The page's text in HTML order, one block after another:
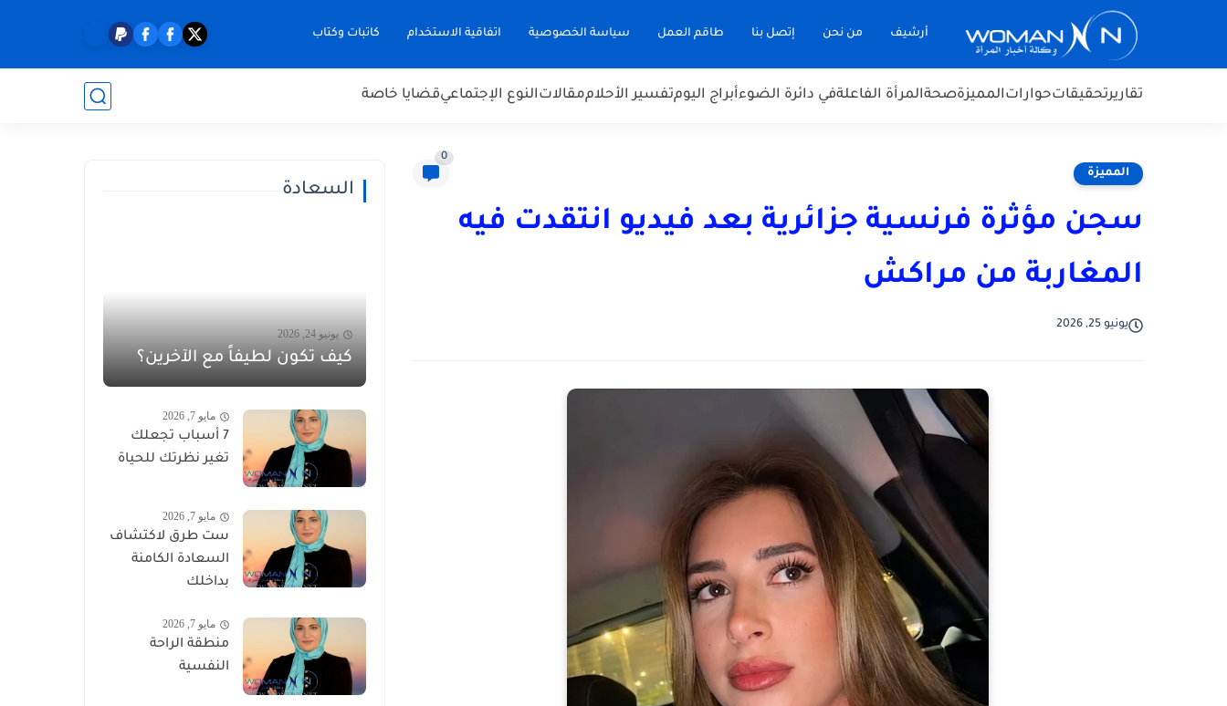
أرشيف من نحن إتصل بنا طاقم العمل سياسة الخصوصية اتفاقية الاستخدام كاتبات وكتاب
تقاريرتحقيقاتحواراتالمميزةصحةالمرأة الفاعلةفي دائرة الضوءأبراج اليومتفسير الأحلاممقالاتالنوع الإجتماعيقضايا خاصة
المميزة
0
سجن مؤثرة فرنسية جزائرية بعد فيديو انتقدت فيه
المغاربة من مراكش
يونيو 25, 2026
السعادة
يونيو 24, 2026
كيف تكون لطيفاً مع الآخرين؟
مايو 7, 2026
7 أسباب تجعلك
تغير نظرتك للحياة
مايو 7, 2026
ست طرق لاكتشاف
السعادة الكامنة
بداخلك
مايو 7, 2026
منطقة الراحة
النفسية